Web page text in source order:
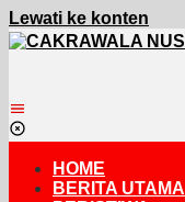
Lewati ke konten
HOME
BERITA UTAMA